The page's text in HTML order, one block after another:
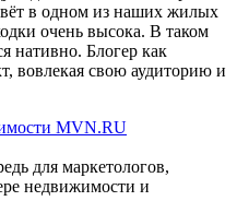
в одном из наших жилых
очень высока. В таком
нативно. Блогер как
вовлекая свою аудиторию и
MVN.RU
для маркетологов,
недвижимости и